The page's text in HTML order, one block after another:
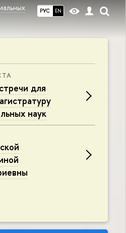
РУС EN
для
наук